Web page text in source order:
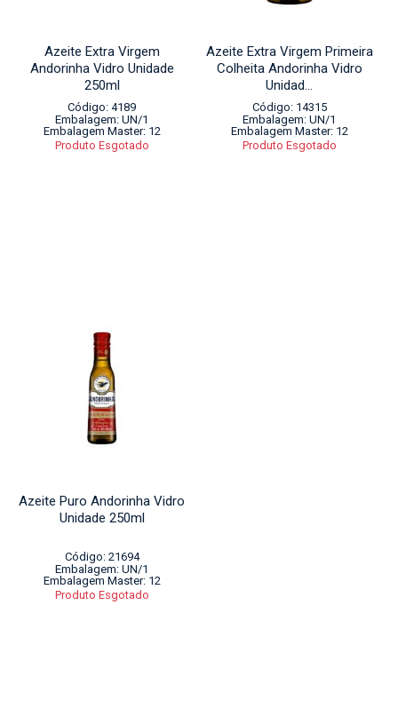
Azeite Extra Virgem
Andorinha Vidro Unidade
250ml
Código: 4189
Embalagem: UN/1
Embalagem Master: 12
Produto Esgotado
Azeite Extra Virgem Primeira
Colheita Andorinha Vidro
Unidad...
Código: 14315
Embalagem: UN/1
Embalagem Master: 12
Produto Esgotado
Azeite Puro Andorinha Vidro
Unidade 250ml
Código: 21694
Embalagem: UN/1
Embalagem Master: 12
Produto Esgotado